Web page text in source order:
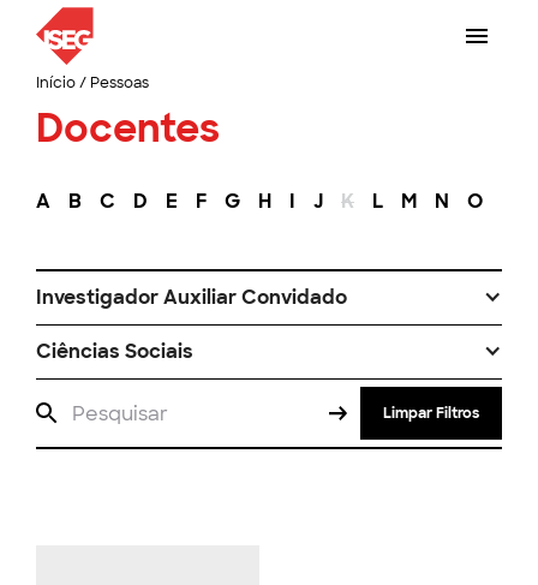
Início/ Pessoas
Docentes
A B C D E F G H I J K L M N O
Investigador Auxiliar Convidado
Ciências Sociais
Limpar Filtros